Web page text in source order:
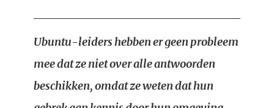
Ubuntu-leiders hebben er geen probleem
mee dat ze niet over alle antwoorden
beschikken, omdat ze weten dat hun